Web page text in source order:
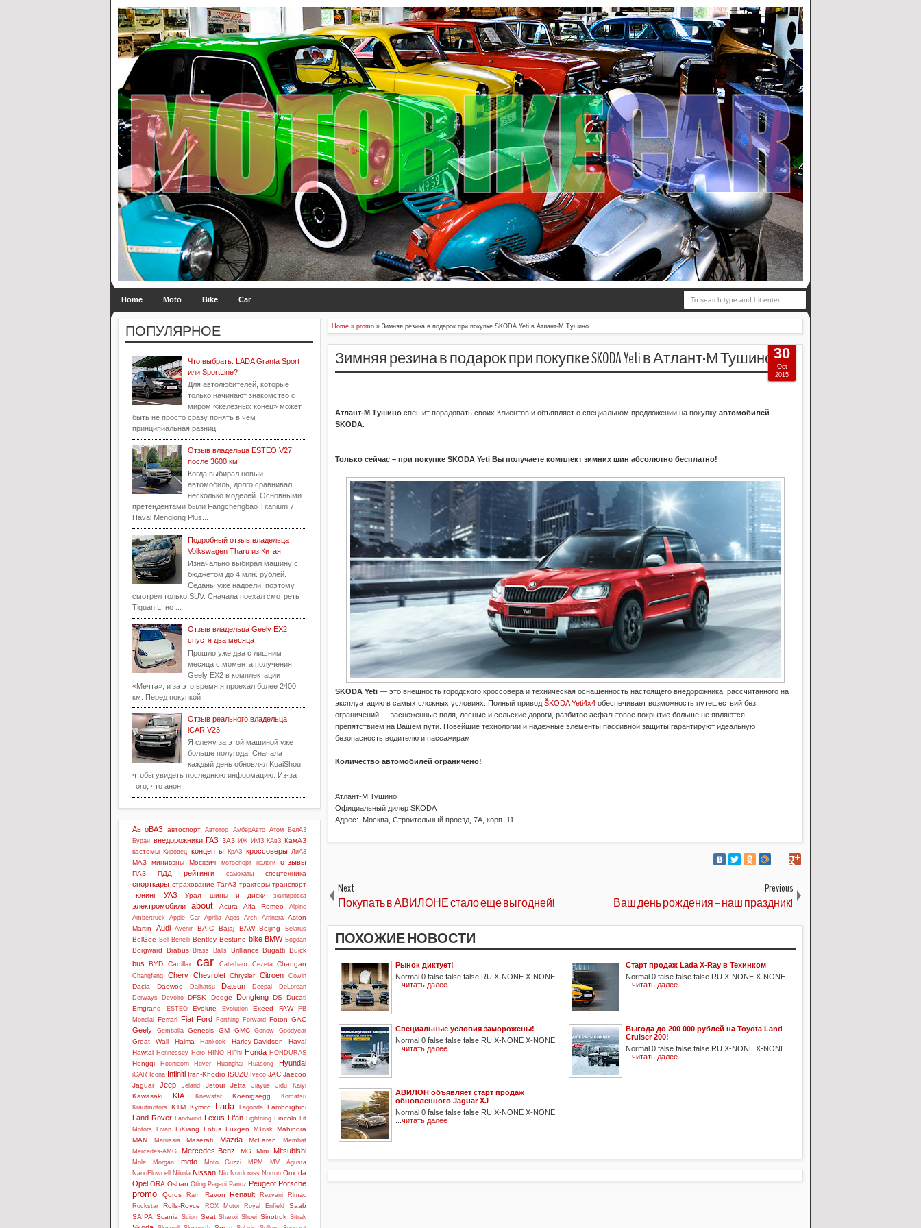
Home Moto Bike Car
Home » promo » Зимняя резина в подарок при покупке SKODA Yeti в Атлант-М Тушино
Зимняя резина в подарок при покупке SKODA Yeti в Атлант-М Тушино
Атлант-М Тушино спешит порадовать своих Клиентов и объявляет о специальном предложении на покупку автомобилей
SKODA
Только сейчас – при покупке SKODA Yeti Вы получаете комплект зимних шин абсолютно бесплатно!
SKODA Yeti — это внешность городского кроссовера и техническая оснащенность настоящего внедорожника, рассчитанного на
эксплуатацию в самых сложных условиях. Полный привод ŠKODA Yeti4х4 обеспечивает возможность путешествий без
ограничений — заснеженные поля, лесные и сельские дороги, разбитое асфальтовое покрытие больше не являются
препятствием на Вашем пути. Новейшие технологии и надежные элементы пассивной защиты гарантируют идеальную
безопасность водителю и пассажирам.
Количество автомобилей ограничено!
Атлант-М Тушино
Официальный дилер SKODA
Адрес:
Москва, Строительный проезд, 7А, корп. 11
30
Oct
2015
Next
Покупать в АВИЛОНЕ стало еще выгодней!
Previous
Ваш день рождения – наш праздник!
ПОХОЖИЕ НОВОСТИ
Рынок диктует!
Normal 0 false false false RU X-NONE X-NONE
читать далее
Старт продаж Lada X-Ray в Техинком
Normal 0 false false false RU X-NONE X-NONE
читать далее
Специальные условия заморожены!
Normal 0 false false false RU X-NONE X-NONE
читать далее
Выгода до 200 000 рублей на Toyota Land
Cruiser 200!
Normal 0 false false false RU X-NONE X-NONE
читать далее
АВИЛОН объявляет старт продаж
обновленного Jaguar XJ
Normal 0 false false false RU X-NONE X-NONE
читать далее
ПОПУЛЯРНОЕ
Что выбрать: LADA Granta Sport
или SportLine?
Для автолюбителей, которые
только начинают знакомство с
миром «железных конец» может
быть не просто сразу понять в чём
принципиальная разниц...
Отзыв владельца ESTEO V27
после 3600 км
Когда выбирал новый
автомобиль, долго сравнивал
несколько моделей. Основными
претендентами были Fangchengbao Titanium 7,
Haval Menglong Plus...
Подробный отзыв владельца
Volkswagen Tharu из Китая
Изначально выбирал машину с
бюджетом до 4 млн. рублей.
Седаны уже надоели, поэтому
смотрел только SUV. Сначала поехал смотреть
Tiguan L, но ...
Отзыв владельца Geely EX2
спустя два месяца
Прошло уже два с лишним
месяца с момента получения
Geely EX2 в комплектации
«Мечта», и за это время я проехал более 2400
км. Перед покупкой ...
Отзыв реального владельца
iCAR V23
Я слежу за этой машиной уже
больше полугода. Сначала
каждый день обновлял KuaiShou,
чтобы увидеть последнюю информацию. Из-за
того, что анон...
АвтоВАЗ автоспорт Автотор АмберАвто Атом
БелАЗ
Буран внедорожники ГАЗ ЗАЗ ИЖ ИМЗ КАвЗ КамАЗ
кастомы Кировец концепты КрАЗ кроссоверы ЛиАЗ
МАЗ минивэны Москвич мотоспорт налоги отзывы
ПАЗ ПДД рейтинги самокаты спецтехника
спорткары страхование ТагАЗ тракторы транспорт
тюнинг УАЗ Урал шины и диски экипировка
электромобили about Acura Alfa Romeo
Alpine
Ambertruck
Apple Car Aprilia Aqos Arch Arrinera
Aston
Martin
Audi Avenir BAIC Bajaj BAW Beijing Belarus
BelGee Bell Benelli Bentley Bestune bike BMW Bogdan
Borgward Brabus Brass Balls Brilliance Bugatti Buick
bus BYD Cadillac car Caterham Cezeta Changan
Changfeng Chery Chevrolet Chrysler Citroen Cowin
Dacia Daewoo Daihatsu Datsun Deepal
DeLorean
Derways
Devolro DFSK Dodge Dongfeng DS Ducati
Emgrand
ESTEO Evolute Evolution Exeed FAW
FB
Mondial
Ferrari Fiat Ford Forthing Forward Foton GAC
Geely Gemballa Genesis GM GMC Gonow Goodyear
Great Wall Haima Hankook Harley-Davidson
Haval
Hawtai Hennessey Hero HINO HiPhi Honda HONDURAS
Hongqi Hoonicorn Hover Huanghai Huasong Hyundai
iCAR Icona Infiniti Iran-Khodro ISUZU Iveco JAC Jaecoo
Jaguar
Jeep Jeland Jetour Jetta Jiayue Jidu Kaiyi
Kawasaki KIA Knewstar Koenigsegg
Komatsu
Krautmotors KTM Kymco Lada Lagonda Lamborghini
Land Rover Landwind Lexus Lifan Lightning Lincoln Lit
Motors
Livan LiXiang Lotus Luxgen M1nsk Mahindra
MAN
Marussia Maserati Mazda McLaren
Membat
Mercedes-AMG
Mercedes-Benz MG Mini Mitsubishi
Mole Morgan moto Moto Guzzi MPM
MV Agusta
NanoFlowcell
Nikola Nissan Niu Nordcross Norton Omoda
Opel ORA Oshan Oting Pagani Panoz Peugeot Porsche
promo Qoros Ram Ravon Renault Rezvani
Rimac
Rockstar
Rolls-Royce ROX Motor Royal Enfield
Saab
SAIPA Scania Scion Seat Shanxi Shoei Sinotruk Sitrak